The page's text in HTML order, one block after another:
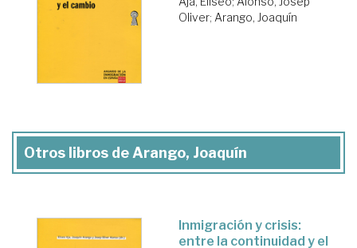
Oliver; Arango, Joaquín
Otros libros de Arango, Joaquín
Inmigración y crisis:
entre la continuidad y el